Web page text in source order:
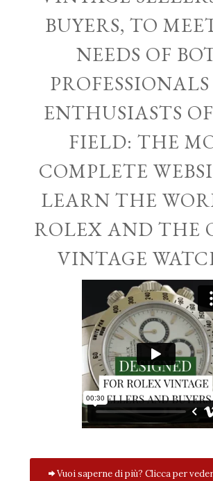
BUYERS, TO
NEEDS OF
ENTHUSIASTS
FIELD: THE
COMPLETE
LEARN THE
ROLEX AND THE
VINTAGE
Vuoi saperne di più? Clicca per